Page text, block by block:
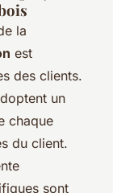
la
est
des clients.
un
chaque
du client.
sont